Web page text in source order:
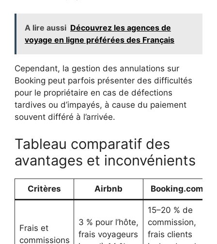
A lire aussi Découvrez les agences de
voyage en ligne préférées des Français
Cependant, la gestion des annulations sur
Booking peut parfois présenter des difficultés
pour le propriétaire en cas de défections
tardives ou d’impayés, à cause du paiement
souvent différé à l’arrivée.
Tableau comparatif des
avantages et inconvénients
Critères Airbnb Booking.com
Frais et
commissions
3 % pour l’hôte,
frais voyageurs
15–20 % de
commission,
frais clients